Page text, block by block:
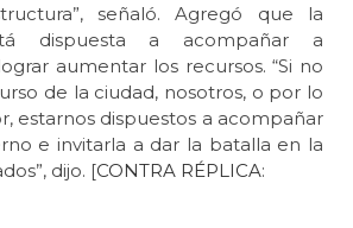
señaló. Agregó que la
dispuesta a acompañar a
aumentar los recursos. “Si no
de la ciudad, nosotros, o por lo
estarnos dispuestos a acompañar
e invitarla a dar la batalla en la
dijo. [CONTRA RÉPLICA: